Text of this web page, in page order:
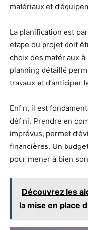
matériaux et
La planification est
étape du projet doit
choix des matériaux à
planning détaillé
travaux et d’anticiper
Enfin, il est
défini. Prendre en
imprévus, permet
financières. Un
pour mener à bien
Découvrez les
la mise en place